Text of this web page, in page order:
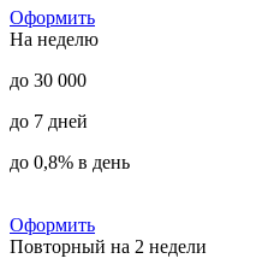
Оформить
На неделю
до 30 000
до 7 дней
до 0,8% в день
Оформить
Повторный на 2 недели